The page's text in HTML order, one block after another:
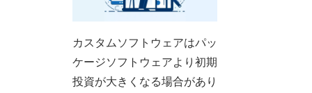
カスタムソフトウェアはパッ
ケージソフトウェアより初期
投資が大きくなる場合があり